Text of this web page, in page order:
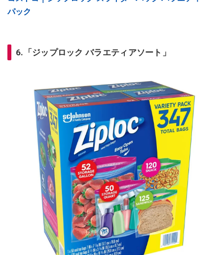
パック
6.「ジップロック バラエティアソート」